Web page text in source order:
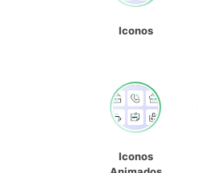
Iconos
Iconos